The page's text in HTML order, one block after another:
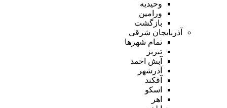
وحیدیه
ورامین
بازگشت
آذربایجان شرقی
تمام شهر‌ها
تبریز
آبش احمد
آذرشهر
آقکند
اسکو
اهر